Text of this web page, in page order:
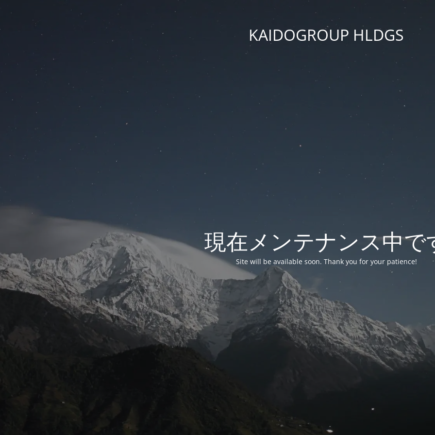
KAIDOGROUP HLDGS
現在メンテナンス中で
Site will be available soon. Thank you for your patience!